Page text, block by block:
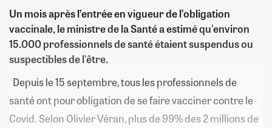
Un mois après l’entrée en vigueur de l’obligation
vaccinale, le ministre de la Santé a estimé qu'environ
15.000 professionnels de santé étaient suspendus ou
suspectibles de l'être.
Depuis le 15 septembre, tous les professionnels de
santé ont pour obligation de se faire vacciner contre le
Covid. Selon Olivier Véran, plus de 99% des 2 millions de